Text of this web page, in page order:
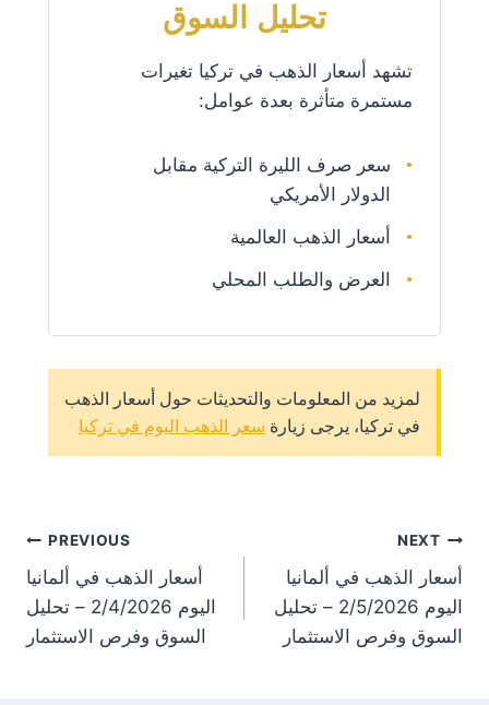
تحليل السوق
تشهد أسعار الذهب في تركيا تغيرات
مستمرة متأثرة بعدة عوامل:
سعر صرف الليرة التركية مقابل
الدولار الأمريكي
أسعار الذهب العالمية
العرض والطلب المحلي
لمزيد من المعلومات والتحديثات حول أسعار الذهب
في تركيا، يرجى زيارة سعر الذهب اليوم في تركيا
PREVIOUS
أسعار الذهب في ألمانيا
اليوم 2/4/2026 – تحليل
السوق وفرص الاستثمار
NEXT
أسعار الذهب في ألمانيا
اليوم 2/5/2026 – تحليل
السوق وفرص الاستثمار